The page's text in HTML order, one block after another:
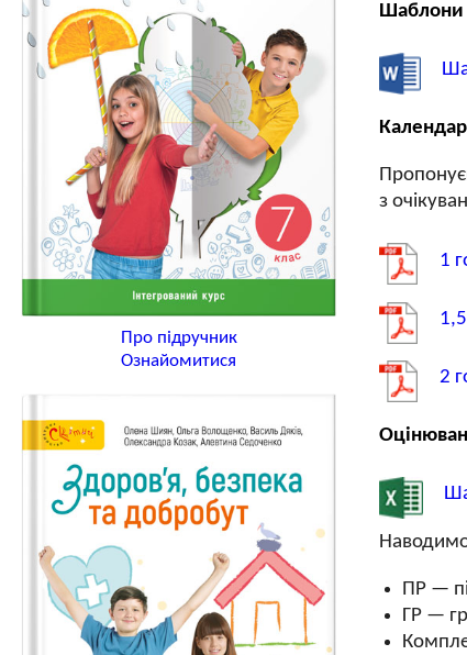
Про підручник
Ознайомитися
Шаблони
з
1
2
ПР —
ГР —